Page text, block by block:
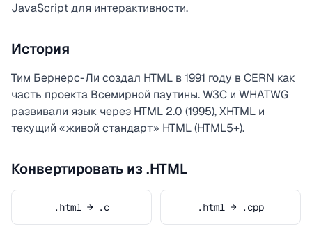
JavaScript для интерактивности.
История
Тим Бернерс-Ли создал HTML в 1991 году в CERN как
часть проекта Всемирной паутины. W3C и WHATWG
развивали язык через HTML 2.0 (1995), XHTML и
текущий «живой стандарт» HTML (HTML5+).
Конвертировать из .HTML
.html → .c .html → .cpp